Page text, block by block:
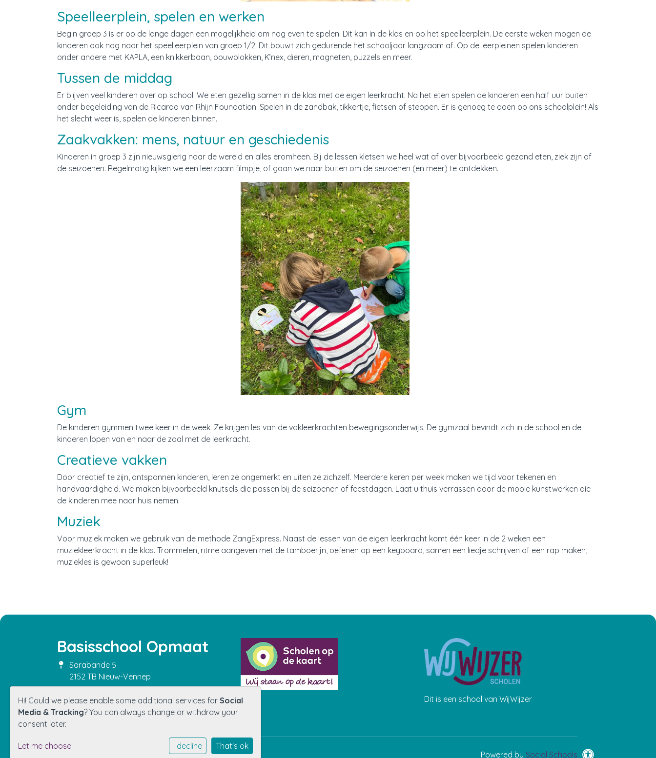
Speelleerplein, spelen en werken
Begin groep 3 is er op de lange dagen een mogelijkheid om nog even te spelen. Dit kan in de klas en op het speelleerplein. De eerste weken mogen de
kinderen ook nog naar het speelleerplein van groep 1/2. Dit bouwt zich gedurende het schooljaar langzaam af. Op de leerpleinen spelen kinderen
onder andere met KAPLA, een knikkerbaan, bouwblokken, K’nex, dieren, magneten, puzzels en meer.
Tussen de middag
Er blijven veel kinderen over op school. We eten gezellig samen in de klas met de eigen leerkracht. Na het eten spelen de kinderen een half uur buiten
onder begeleiding van de Ricardo van Rhijn Foundation. Spelen in de zandbak, tikkertje, fietsen of steppen. Er is genoeg te doen op ons schoolplein! Als
het slecht weer is, spelen de kinderen binnen.
Zaakvakken: mens, natuur en geschiedenis
Kinderen in groep 3 zijn nieuwsgierig naar de wereld en alles eromheen. Bij de lessen kletsen we heel wat af over bijvoorbeeld gezond eten, ziek zijn of
de seizoenen. Regelmatig kijken we een leerzaam filmpje, of gaan we naar buiten om de seizoenen (en meer) te ontdekken.
Gym
De kinderen gymmen twee keer in de week. Ze krijgen les van de vakleerkrachten bewegingsonderwijs. De gymzaal bevindt zich in de school en de
kinderen lopen van en naar de zaal met de leerkracht.
Creatieve vakken
Door creatief te zijn, ontspannen kinderen, leren ze ongemerkt en uiten ze zichzelf. Meerdere keren per week maken we tijd voor tekenen en
handvaardigheid. We maken bijvoorbeeld knutsels die passen bij de seizoenen of feestdagen. Laat u thuis verrassen door de mooie kunstwerken die
de kinderen mee naar huis nemen.
Muziek
Voor muziek maken we gebruik van de methode ZangExpress. Naast de lessen van de eigen leerkracht komt één keer in de 2 weken een
muziekleerkracht in de klas. Trommelen, ritme aangeven met de tamboerijn, oefenen op een keyboard, samen een liedje schrijven of een rap maken,
muziekles is gewoon superleuk!
Basisschool Opmaat
Sarabande 5
2152 TB Nieuw-Vennep
admin.opmaat@wijwijzer.nu
Dit is een school van WijWijzer
Cookie instellingen Powered bySocial Schools
Hi! Could we please enable some additional services for Social
Media & Tracking? You can always change or withdraw your
consent later.
Let me choose I decline That's ok